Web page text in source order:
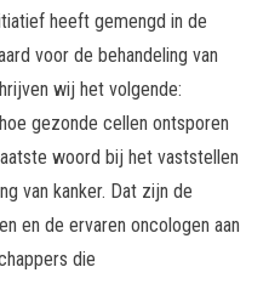
heeft gemengd in de
voor de behandeling van
wij het volgende:
gezonde cellen ontsporen
woord bij het vaststellen
van kanker. Dat zijn de
en de ervaren oncologen aan
die